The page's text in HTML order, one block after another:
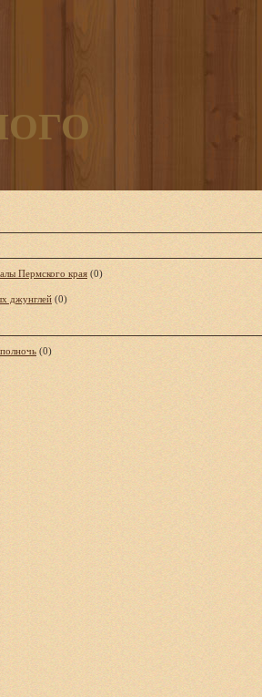
Пермского края (0)
джунглей (0)
(0)